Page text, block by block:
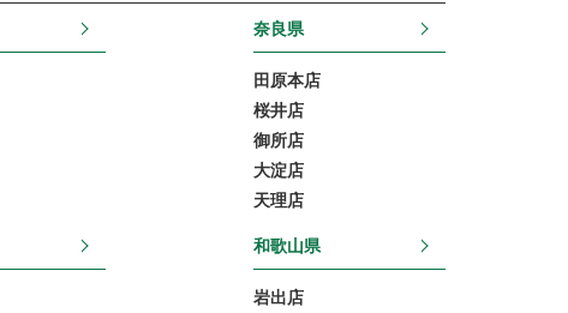
奈良県
田原本店
桜井店
御所店
大淀店
天理店
和歌山県
岩出店